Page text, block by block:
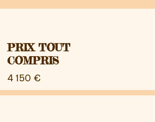
PRIX TOUT
COMPRIS
4 150 €